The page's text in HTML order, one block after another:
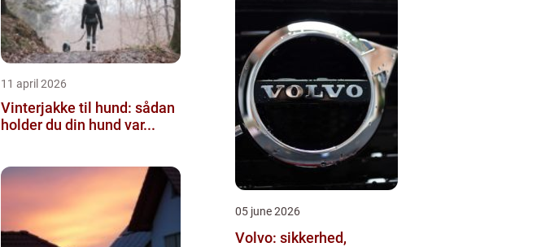
11 april 2026
Vinterjakke til hund: sådan
holder du din hund var...
05 june 2026
Volvo: sikkerhed,